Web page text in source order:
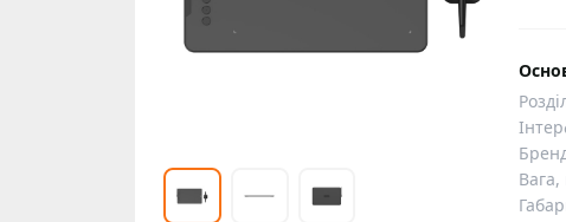
Вага,